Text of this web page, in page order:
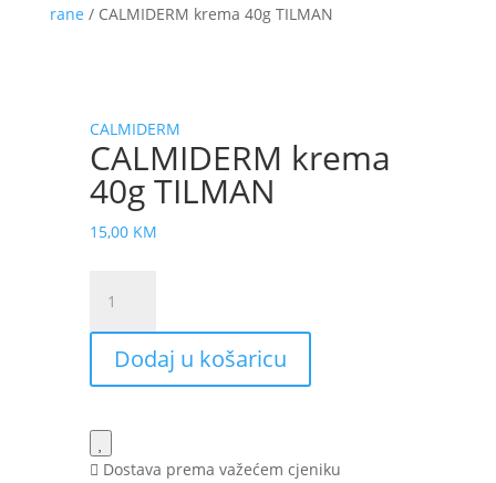
rane / CALMIDERM krema 40g TILMAN
CALMIDERM
CALMIDERM krema
40g TILMAN
15,00 KM
krema
40g
TILMAN
količina
Dodaj u košaricu
Dostava prema važećem cjeniku